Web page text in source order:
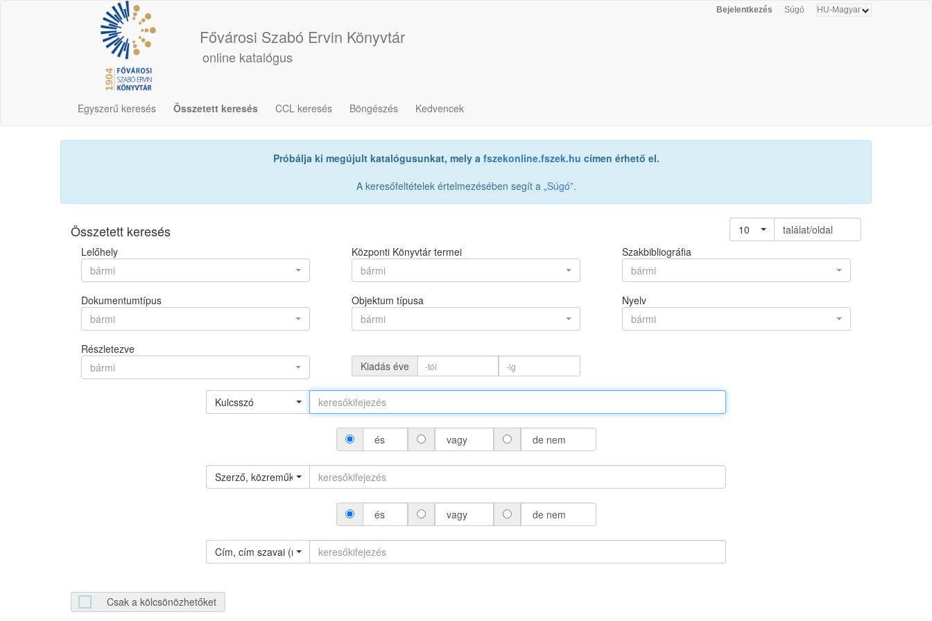
Bejelentkezés Súgó
Fővárosi Szabó Ervin Könyvtár
online katalógus
Egyszerű keresés Összetett keresés CCL keresés Böngészés Kedvencek
Próbálja ki megújult katalógusunkat, mely a fszekonline.fszek.hu címen érhető el.
A keresőfeltételek értelmezésében segít a „Súgó”.
Összetett keresés 10
találat/oldal
Lelőhely
bármi
Központi Könyvtár termei
bármi
Szakbibliográfia
bármi
Dokumentumtípus
bármi
Objektum típusa
bármi
Nyelv
bármi
Részletezve
bármi
Kiadás éve
Kulcsszó
és vagy de nem
Szerző, közreműködő (névváltozattal)
és vagy de nem
Cím, cím szavai (névváltozat nélkül)
Csak a kölcsönözhetőket